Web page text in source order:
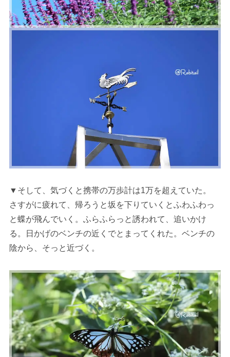
▼そして、気づくと携帯の万歩計は1万を超えていた。
さすがに疲れて、帰ろうと坂を下りていくとふわふわっ
と蝶が飛んでいく。ふらふらっと誘われて、追いかけ
る。日かげのベンチの近くでとまってくれた。ベンチの
陰から、そっと近づく。